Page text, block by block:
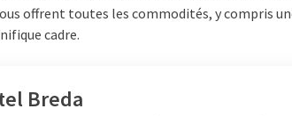
offrent toutes les commodités, y compris
cadre.
Breda